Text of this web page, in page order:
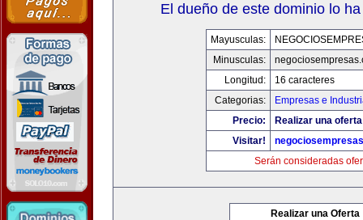
El dueño de este dominio lo
Mayusculas:
Minusculas:
Longitud:
16 caracteres
Categorias:
Empresas e
Precio:
Realizar una
Visitar!
Serán consideradas
Realizar una Oferta